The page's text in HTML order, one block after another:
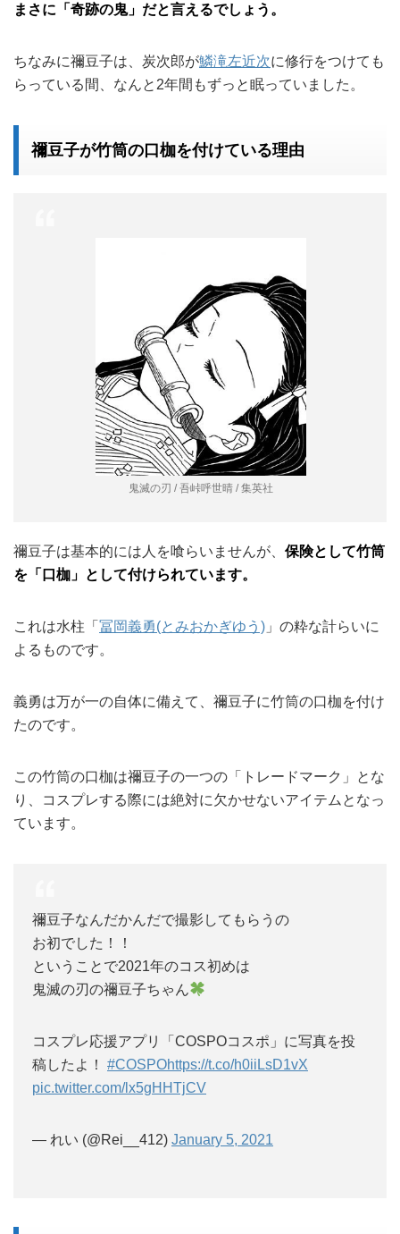
まさに「奇跡の鬼」だと言えるでしょう。
ちなみに禰豆子は、炭次郎が鱗滝左近次に修行をつけても
らっている間、なんと2年間もずっと眠っていました。
禰豆子が竹筒の口枷を付けている理由
鬼滅の刃 / 吾峠呼世晴 / 集英社
禰豆子は基本的には人を喰らいませんが、 保険として竹筒
を「口枷」として付けられています。
これは水柱「 冨岡義勇(とみおかぎゆう) 」の粋な計らいに
よるものです。
義勇は万が一の自体に備えて、禰豆子に竹筒の口枷を付け
たのです。
この竹筒の口枷は禰豆子の一つの「トレードマーク」とな
り、コスプレする際には絶対に欠かせないアイテムとなっ
ています。
禰豆子なんだかんだで撮影してもらうの
お初でした！！
ということで2021年のコス初めは
鬼滅の刃の禰豆子ちゃん
コスプレ応援アプリ「COSPOコスポ」に写真を投
稿したよ！ #COSPOhttps://t.co/h0iiLsD1vX
pic.twitter.com/lx5gHHTjCV
— れい (@Rei__412) January 5, 2021